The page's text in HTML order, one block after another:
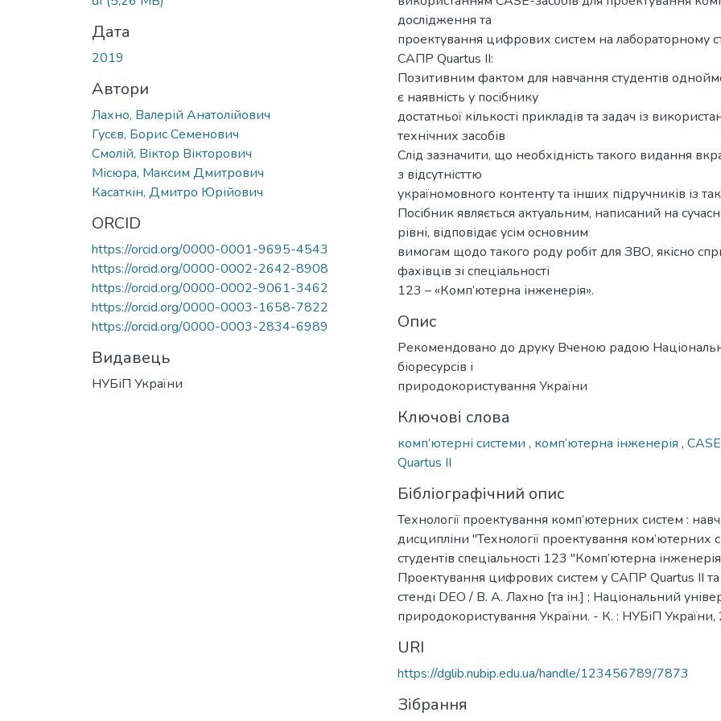
Дата
2019
Автори
Лахно, Валерій Анатолійович
Гусєв, Борис Семенович
Смолій, Віктор Вікторович
Місюра, Максим Дмитрович
Касаткін, Дмитро Юрійович
ORCID
https://orcid.org/0000-0001-9695-4543
https://orcid.org/0000-0002-2642-8908
https://orcid.org/0000-0002-9061-3462
https://orcid.org/0000-0003-1658-7822
https://orcid.org/0000-0003-2834-6989
Видавець
НУБіП України
дослідження та
проектування цифрових систем на лабораторному
САПР Quartus II:
Позитивним фактом для навчання студентів
є наявність у посібнику
достатньої кількості прикладів та задач із
технічних засобів
Слід зазначити, що необхідність такого видання
з відсутністтю
україномовного контенту та інших підручників із
Посібник являється актуальним, написаний на
рівні, відповідає усім основним
вимогам щодо такого роду робіт для ЗВО, якісно
фахівців зі спеціальності
123 – «Комп’ютерна інженерія».
Опис
Рекомендовано до друку Вченою радою
біоресурсів і
природокористування України
Ключові слова
комп’ютерні системи , комп’ютерна інженерія ,
Quartus II
Бібліографічний опис
Технології проектування комп’ютерних систем :
дисципліни "Технології проектування ком’ютерних
студентів спеціальності 123 "Комп’ютерна
Проектування цифрових систем у САПР Quartus II
стенді DEO / В. А. Лахно [та ін.] ; Національний
природокористування України. - К. : НУБіП
URI
https://dglib.nubip.edu.ua/handle/123456789/7873
Зібрання